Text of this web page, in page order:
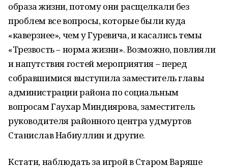
образа жизни, потому они расщелкали без
проблем все вопросы, которые были куда
«каверзнее», чем у Гуревича, и касались темы
«Трезвость – норма жизни». Возможно, повлияли
и напутствия гостей мероприятия – перед
собравшимися выступила заместитель главы
администрации района по социальным
вопросам Гаухар Миндиярова, заместитель
руководителя районного центра удмуртов
Станислав Набиуллин и другие.
Кстати, наблюдать за игрой в Старом Варяше